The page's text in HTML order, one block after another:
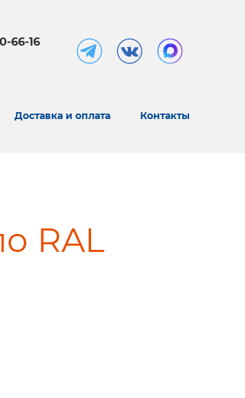
66-16
Доставка и оплата Контакты
RAL